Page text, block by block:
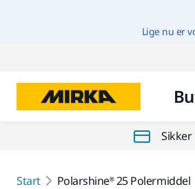
Lige nu er
Start Polarshine® 25 Polermiddel